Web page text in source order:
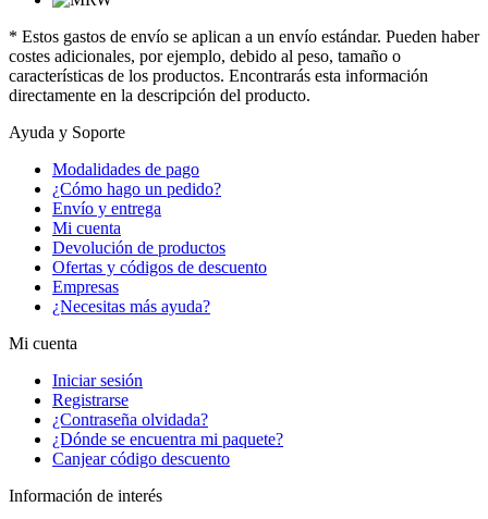
* Estos gastos de envío se aplican a un envío estándar. Pueden haber
costes adicionales, por ejemplo, debido al peso, tamaño o
características de los productos. Encontrarás esta información
directamente en la descripción del producto.
Ayuda y Soporte
Modalidades de pago
¿Cómo hago un pedido?
Envío y entrega
Mi cuenta
Devolución de productos
Ofertas y códigos de descuento
Empresas
¿Necesitas más ayuda?
Mi cuenta
Iniciar sesión
Registrarse
¿Contraseña olvidada?
¿Dónde se encuentra mi paquete?
Canjear código descuento
Información de interés